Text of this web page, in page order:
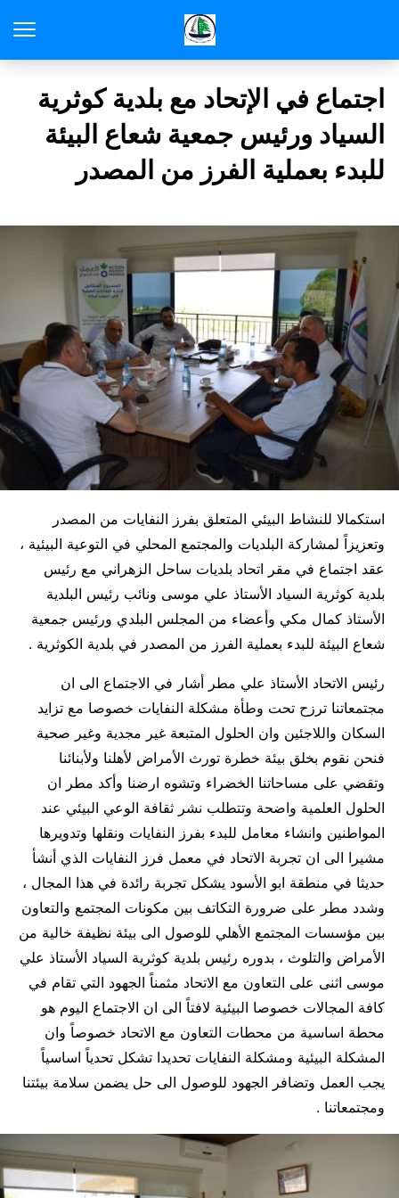
اجتماع في الإتحاد مع بلدية كوثرية
السياد ورئيس جمعية شعاع البيئة
للبدء بعملية الفرز من المصدر
استكمالا للنشاط البيئي المتعلق بفرز النفايات من المصدر
وتعزيزاً لمشاركة البلديات والمجتمع المحلي في التوعية البيئية ،
عقد اجتماع في مقر اتحاد بلديات ساحل الزهراني مع رئيس
بلدية كوثرية السياد الأستاذ علي موسى ونائب رئيس البلدية
الأستاذ كمال مكي وأعضاء من المجلس البلدي ورئيس جمعية
شعاع البيئة للبدء بعملية الفرز من المصدر في بلدية الكوثرية .
رئيس الاتحاد الأستاذ علي مطر أشار في الاجتماع الى ان
مجتمعاتنا ترزح تحت وطأة مشكلة النفايات خصوصا مع تزايد
السكان واللاجئين وان الحلول المتبعة غير مجدية وغير صحية
فنحن نقوم بخلق بيئة خطرة تورث الأمراض لأهلنا ولأبنائنا
وتقضي على مساحاتنا الخضراء وتشوه ارضنا وأكد مطر ان
الحلول العلمية واضحة وتتطلب نشر ثقافة الوعي البيئي عند
المواطنين وانشاء معامل للبدء بفرز النفايات ونقلها وتدويرها
مشيرا الى ان تجربة الاتحاد في معمل فرز النفايات الذي أنشأ
حديثا في منطقة ابو الأسود يشكل تجربة رائدة في هذا المجال ،
وشدد مطر على ضرورة التكاتف بين مكونات المجتمع والتعاون
بين مؤسسات المجتمع الأهلي للوصول الى بيئة نظيفة خالية من
الأمراض والتلوث ، بدوره رئيس بلدية كوثرية السياد الأستاذ علي
موسى اثنى على التعاون مع الاتحاد مثمناً الجهود التي تقام في
كافة المجالات خصوصا البيئية لافتاً الى ان الاجتماع اليوم هو
محطة اساسية من محطات التعاون مع الاتحاد خصوصاً وان
المشكلة البيئية ومشكلة النفايات تحديدا تشكل تحدياً اساسياً
يجب العمل وتضافر الجهود للوصول الى حل يضمن سلامة بيئتنا
ومجتمعاتنا .